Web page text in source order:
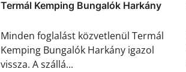
Termál Kemping Bungalók Harkány
Minden foglalást közvetlenül Termál
Kemping Bungalók Harkány igazol
vissza. A szállá...